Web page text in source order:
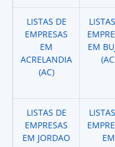
LISTAS DE
EMPRESAS
EM
ACRELANDIA
(AC)
EM
LISTAS DE
EMPRESAS
EM JORDAO
EM